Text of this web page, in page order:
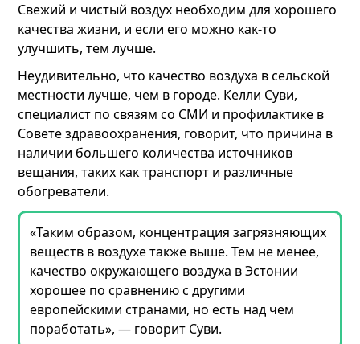
Свежий и чистый воздух необходим для хорошего
качества жизни, и если его можно как-то
улучшить, тем лучше.
Неудивительно, что качество воздуха в сельской
местности лучше, чем в городе. Келли Суви,
специалист по связям со СМИ и профилактике в
Совете здравоохранения, говорит, что причина в
наличии большего количества источников
вещания, таких как транспорт и различные
обогреватели.
«Таким образом, концентрация загрязняющих
веществ в воздухе также выше. Тем не менее,
качество окружающего воздуха в Эстонии
хорошее по сравнению с другими
европейскими странами, но есть над чем
поработать», — говорит Суви.